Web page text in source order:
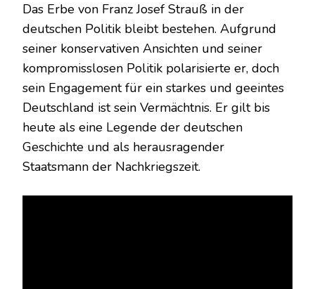
Das Erbe von Franz Josef Strauß in der
deutschen Politik bleibt bestehen. Aufgrund
seiner konservativen Ansichten und seiner
kompromisslosen Politik polarisierte er, doch
sein Engagement für ein starkes und geeintes
Deutschland ist sein Vermächtnis. Er gilt bis
heute als eine Legende der deutschen
Geschichte und als herausragender
Staatsmann der Nachkriegszeit.